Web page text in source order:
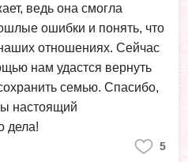
ведь она смогла
ошибки и понять, что
отношениях. Сейчас
нам удастся вернуть
семью. Спасибо,
настоящий
дела!
5